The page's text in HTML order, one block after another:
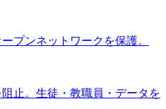
プンネットワークを保護。
止。生徒・教職員・データを